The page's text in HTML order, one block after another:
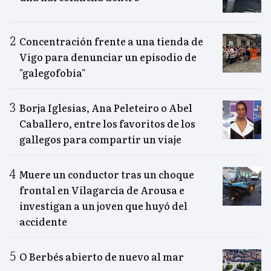
Concentración frente a una tienda de
Vigo para denunciar un episodio de
"galegofobia"
Borja Iglesias, Ana Peleteiro o Abel
Caballero, entre los favoritos de los
gallegos para compartir un viaje
Muere un conductor tras un choque
frontal en Vilagarcía de Arousa e
investigan a un joven que huyó del
accidente
O Berbés abierto de nuevo al mar